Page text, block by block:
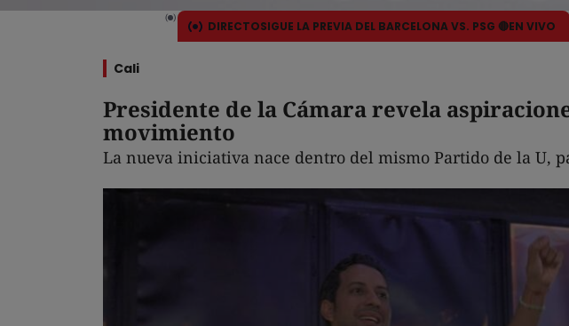
DIRECTOSIGUE LA PREVIA DEL BARCELONA VS. PSG 🔴EN VIVO
Cali
​Presidente de la Cámara revela
movimiento
La nueva iniciativa nace dentro del mismo Partido de la U,